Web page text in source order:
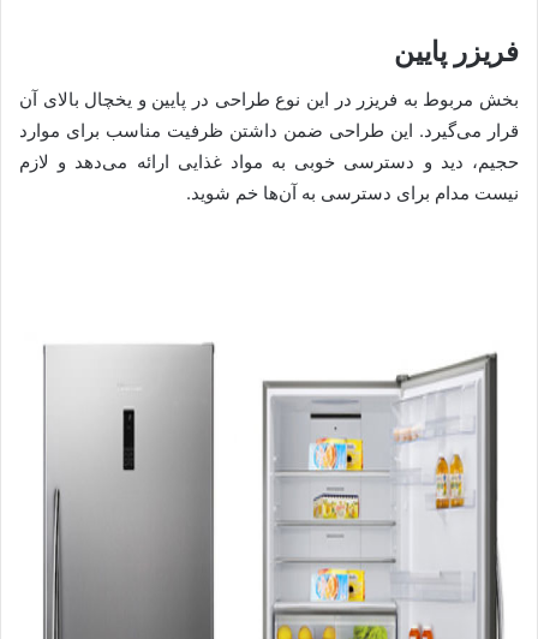
فریزر پایین
بخش مربوط به فریزر در این نوع طراحی در پایین و یخچال بالای آن
قرار می‌گیرد. این طراحی ضمن داشتن ظرفیت مناسب برای موارد
حجیم، دید و دسترسی خوبی به مواد غذایی ارائه می‌دهد و لازم
نیست مدام برای دسترسی به آن‌ها خم شوید.